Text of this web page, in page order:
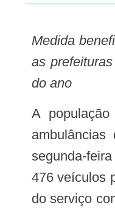
Medida beneficia moradores de 365 municípios em 23 estados do país. Nesta gestão,
as
do ano
A população de 365 municípios brasileiros em 23 estados contará com novas
segunda-
476 veículos
do serviço